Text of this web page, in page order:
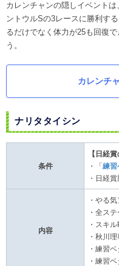
カレンチャンの隠しイベント
ントウルSの3レースに勝利す
るだけでなく体力が25も回復
う。
カレンチ
ナリタタイシン
条件
【日経
・「 練習
・日経
内容
・やる
・全ス
・スキ
・秋川
・練習
・練習